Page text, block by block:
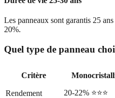
Les panneaux sont garantis 25
20%.
Quel type de panneau
Critère
Rendement
20-22% ⭐⭐⭐